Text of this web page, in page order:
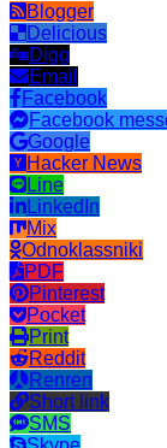
Blogger
Delicious
Digg
Email
Facebook
Facebook
Google
Hacker News
Line
LinkedIn
Mix
Odnoklassniki
PDF
Pinterest
Pocket
Print
Reddit
Renren
Short link
SMS